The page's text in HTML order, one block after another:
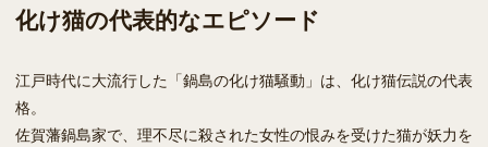
化け猫の代表的なエピソード
江戸時代に大流行した「鍋島の化け猫騒動」は、化け猫伝説の代表
格。
佐賀藩鍋島家で、理不尽に殺された女性の恨みを受けた猫が妖力を